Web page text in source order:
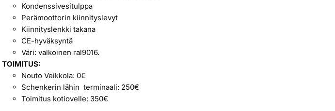
Kondenssivesitulppa
Perämoottorin kiinnityslevyt
Kiinnityslenkki takana
CE-hyväksyntä
Väri: valkoinen ral9016.
TOIMITUS:
Nouto Veikkola: 0€
Schenkerin lähin terminaali: 250€
Toimitus kotiovelle: 350€